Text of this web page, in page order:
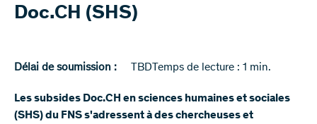
Doc.CH (SHS)
Délai de soumission : TBD Temps de lecture : 1 min.
Les subsides Doc.CH en sciences humaines et sociales
(SHS) du FNS s'adressent à des chercheuses et